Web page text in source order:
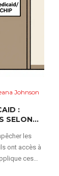
Johnson
:
SELON
les
ont accès à
ces